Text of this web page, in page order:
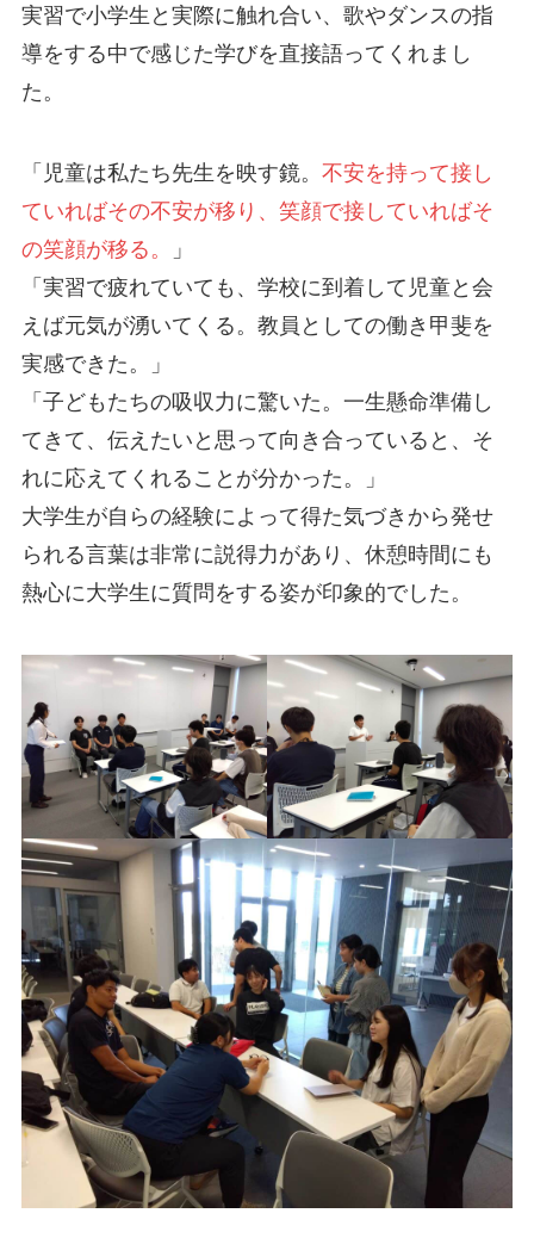
実習で小学生と実際に触れ合い、歌やダンスの指
導をする中で感じた学びを直接語ってくれまし
た。
「児童は私たち先生を映す鏡。 不安を持って接し
ていればその不安が移り、笑顔で接していればそ
の笑顔が移る。
」
「実習で疲れていても、学校に到着して児童と会
えば元気が湧いてくる。教員としての働き甲斐を
実感できた。」
「子どもたちの吸収力に驚いた。一生懸命準備し
てきて、伝えたいと思って向き合っていると、そ
れに応えてくれることが分かった。」
大学生が自らの経験によって得た気づきから発せ
られる言葉は非常に説得力があり、休憩時間にも
熱心に大学生に質問をする姿が印象的でした。